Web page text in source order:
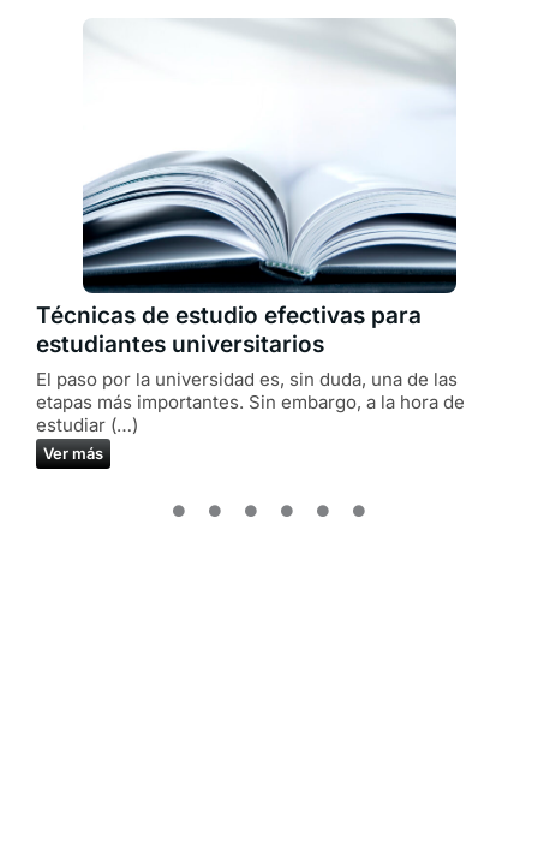
Técnicas de estudio efectivas para
estudiantes universitarios
El paso por la universidad es, sin duda, una de las
etapas más importantes. Sin embargo, a la hora de
estudiar (…)
Ver más